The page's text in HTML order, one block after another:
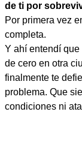
de ti por
Por primera vez
completa.
Y ahí entendí
de cero en otra
finalmente te
problema. Que
condiciones ni